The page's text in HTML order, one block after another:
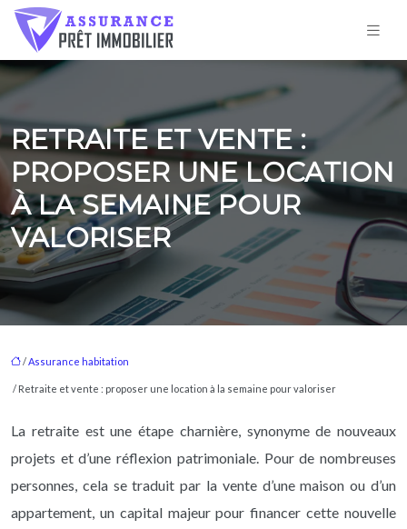
RETRAITE ET VENTE :
PROPOSER UNE LOCATION
À LA SEMAINE POUR
VALORISER
/Assurance habitation
/ Retraite et vente : proposer une location à la semaine pour valoriser
La retraite est une étape charnière, synonyme de nouveaux
projets et d’une réflexion patrimoniale. Pour de nombreuses
personnes, cela se traduit par la vente d’une maison ou d’un
appartement, un capital majeur pour financer cette nouvelle